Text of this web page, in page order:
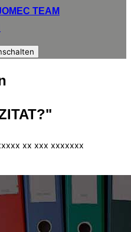
TEAM
xx xxx xxxxxxx